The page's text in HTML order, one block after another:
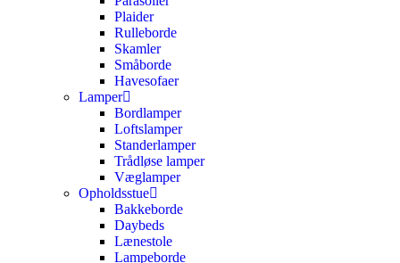
Plaider
Rulleborde
Skamler
Småborde
Havesofaer
Lamper
Bordlamper
Loftslamper
Standerlamper
Trådløse lamper
Væglamper
Opholdsstue
Bakkeborde
Daybeds
Lænestole
Lampeborde